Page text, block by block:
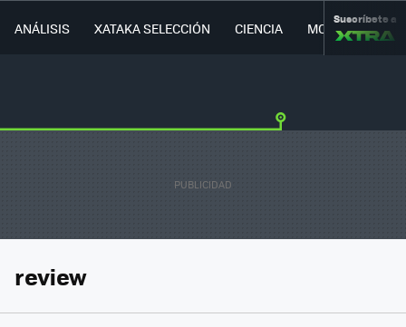
ANÁLISIS XATAKA SELECCIÓN CIENCIA MOVILIDAD
Suscríbete a
review